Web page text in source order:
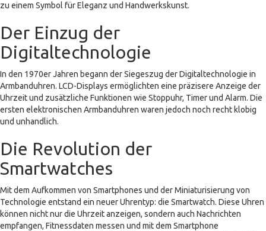
zu einem Symbol für Eleganz und Handwerkskunst.
Der Einzug der
Digitaltechnologie
In den 1970er Jahren begann der Siegeszug der Digitaltechnologie in
Armbanduhren. LCD-Displays ermöglichten eine präzisere Anzeige der
Uhrzeit und zusätzliche Funktionen wie Stoppuhr, Timer und Alarm. Die
ersten elektronischen Armbanduhren waren jedoch noch recht klobig
und unhandlich.
Die Revolution der
Smartwatches
Mit dem Aufkommen von Smartphones und der Miniaturisierung von
Technologie entstand ein neuer Uhrentyp: die Smartwatch. Diese Uhren
können nicht nur die Uhrzeit anzeigen, sondern auch Nachrichten
empfangen, Fitnessdaten messen und mit dem Smartphone